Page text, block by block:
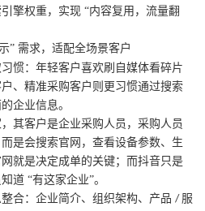
擎权重，实现 “内容复用，流量翻
” 需求，适配全场景客户
惯：年轻客户喜欢刷自媒体看碎片
、精准采购客户则更习惯通过搜索
企业信息。
其客户是企业采购人员，采购人员
是会搜索官网，查看设备参数、生
就是决定成单的关键；而抖音只是
道 “有这家企业”。
合：企业简介、组织架构、产品 / 服